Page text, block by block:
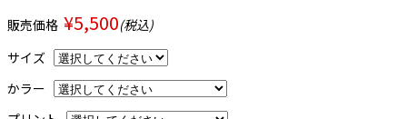
販売価格 ¥5,500(税込)
サイズ
かラー